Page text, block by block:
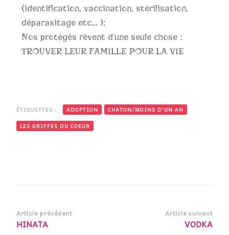
(identification, vaccination, stérilisation,
déparasitage etc… ):
Nos protégés rêvent d’une seule chose :
TROUVER LEUR FAMILLE POUR LA VIE
ÉTIQUETTES : ADOPTION
CHATON/MOINS D'UN AN
LES GRIFFES DU COEUR
Article précédent
HINATA
Article suivant
VODKA